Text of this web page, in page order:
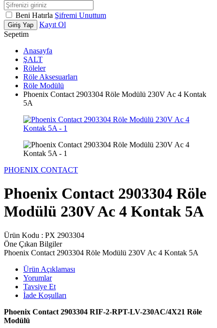
Beni Hatırla Şifremi Unuttum
Giriş Yap
Kayıt Ol
Sepetim
Anasayfa
ŞALT
Röleler
Röle Aksesuarları
Röle Modülü
Phoenix Contact 2903304 Röle Modülü 230V Ac 4 Kontak
5A
PHOENIX CONTACT
Phoenix Contact 2903304 Röle
Modülü 230V Ac 4 Kontak 5A
Ürün Kodu : PX 2903304
Öne Çıkan Bilgiler
Phoenix Contact 2903304 Röle Modülü 230V Ac 4 Kontak 5A
Ürün Açıklaması
Yorumlar
Tavsiye Et
İade Koşulları
Phoenix Contact 2903304 RIF-2-RPT-LV-230AC/4X21 Röle
Modülü